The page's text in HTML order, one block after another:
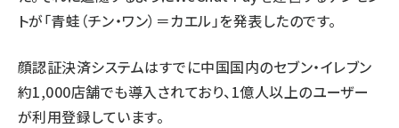
トが「青蛙（チン・ワン）＝カエル」を発表したのです。
顔認証決済システムはすでに中国国内のセブン・イレブン
約1,000店舗でも導入されており、1億人以上のユーザー
が利用登録しています。